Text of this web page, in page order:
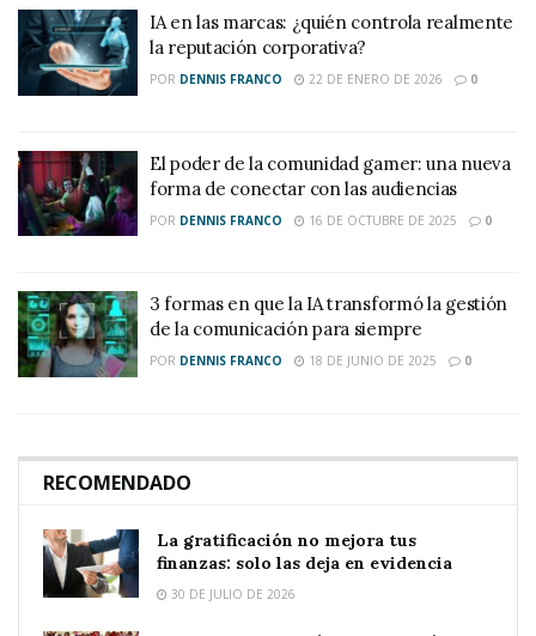
IA en las marcas: ¿quién controla realmente
la reputación corporativa?
POR DENNIS FRANCO 22 DE ENERO DE 2026 0
El poder de la comunidad gamer: una nueva
forma de conectar con las audiencias
POR DENNIS FRANCO 16 DE OCTUBRE DE 2025 0
3 formas en que la IA transformó la gestión
de la comunicación para siempre
POR DENNIS FRANCO 18 DE JUNIO DE 2025 0
RECOMENDADO
La gratificación no mejora tus
finanzas: solo las deja en evidencia
30 DE JULIO DE 2026